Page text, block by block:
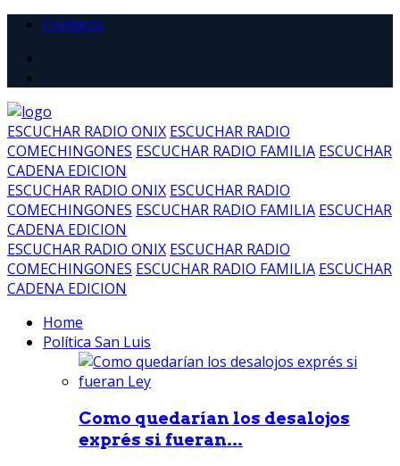
Contacto
ESCUCHAR RADIO ONIX ESCUCHAR RADIO
COMECHINGONES ESCUCHAR RADIO FAMILIA ESCUCHAR
CADENA EDICION
ESCUCHAR RADIO ONIX ESCUCHAR RADIO
COMECHINGONES ESCUCHAR RADIO FAMILIA ESCUCHAR
CADENA EDICION
ESCUCHAR RADIO ONIX ESCUCHAR RADIO
COMECHINGONES ESCUCHAR RADIO FAMILIA ESCUCHAR
CADENA EDICION
Home
Política San Luis
Como quedarían los desalojos
exprés si fueran...